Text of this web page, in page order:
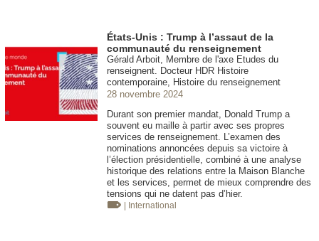
États-Unis : Trump à l’assaut de la
communauté du renseignement
Gérald Arboit, Membre de l'axe Etudes du
renseignent. Docteur HDR Histoire
contemporaine, Histoire du renseignement
28 novembre 2024
Durant son premier mandat, Donald Trump a
souvent eu maille à partir avec ses propres
services de renseignement. L’examen des
nominations annoncées depuis sa victoire à
l’élection présidentielle, combiné à une analyse
historique des relations entre la Maison Blanche
et les services, permet de mieux comprendre des
tensions qui ne datent pas d’hier.
| International